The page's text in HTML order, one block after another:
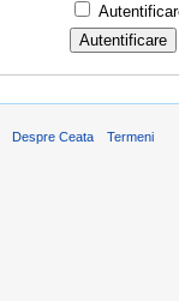
Despre Ceata Termeni